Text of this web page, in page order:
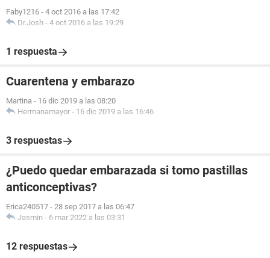
Faby1216 - 4 oct 2016 a las 17:42
Dr.Josh - 4 oct 2016 a las 19:29
1 respuesta
Cuarentena y embarazo
Martina - 16 dic 2019 a las 08:20
Hermanamayor - 16 dic 2019 a las 16:46
3 respuestas
¿Puedo quedar embarazada si tomo pastillas
anticonceptivas?
Erica240517 - 28 sep 2017 a las 06:47
Jasmin - 6 mar 2022 a las 03:31
12 respuestas